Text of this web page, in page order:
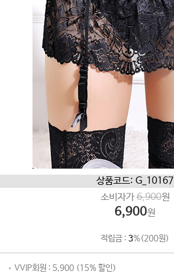
상품코드: G_10167
소비자가6,900원
6,900원
적립금 : 3%(200원)
VVIP회원 : 5,900 (15% 할인)